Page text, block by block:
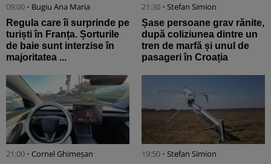
09:00 • Bugiu ⁠Ana Maria
Regula care îi surprinde pe
turiști în Franța. Șorturile
de baie sunt interzise în
majoritatea ...
21:30 • Stefan Simion
Șase persoane grav rănite,
după coliziunea dintre un
tren de marfă și unul de
pasageri în Croația
21:00 • Cornel Ghimeșan 19:50 • Stefan Simion